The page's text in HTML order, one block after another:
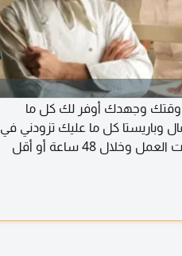
وجهدك أوفر لك كل ما
وباريستا كل ما عليك تزودني في
عرض الوظيفي الى عندك وعدد سعات العمل وخلال 48 ساعة أو أقل